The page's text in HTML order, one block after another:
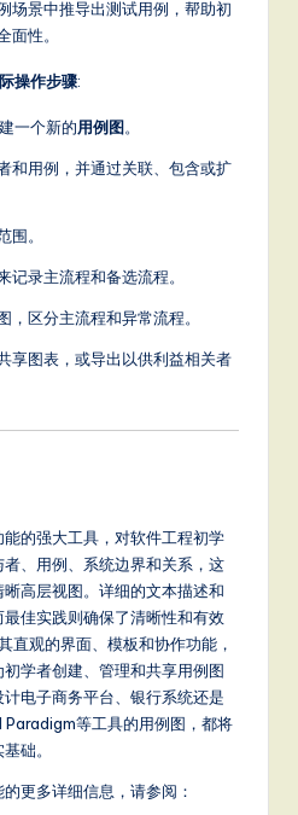
场景中推导出测试用例，帮助初
面性。
操作步骤:
一个新的用例图。
和用例，并通过关联、包含或扩
围。
记录主流程和备选流程。
，区分主流程和异常流程。
享图表，或导出以供利益相关者
的强大工具，对软件工程初学
、用例、系统边界和关系，这
高层视图。详细的文本描述和
佳实践则确保了清晰性和有效
直观的界面、模板和协作功能，
学者创建、管理和共享用例图
电子商务平台、银行系统还是
等工具的用例图，都将
础。
更多详细信息，请参阅：